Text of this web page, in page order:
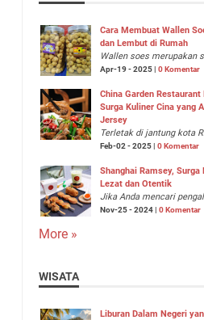
Cara Membuat Wallen
dan Lembut di Rumah
Wallen soes merupakan
Apr-19 - 2025 | 0 Komentar
China Garden Restaurant
Surga Kuliner Cina yang
Jersey
Terletak di jantung kota
Feb-02 - 2025 | 0 Komentar
Shanghai Ramsey, Surga
Lezat dan Otentik
Jika Anda mencari
Nov-25 - 2024 | 0 Komentar
More »
WISATA
Liburan Dalam Negeri